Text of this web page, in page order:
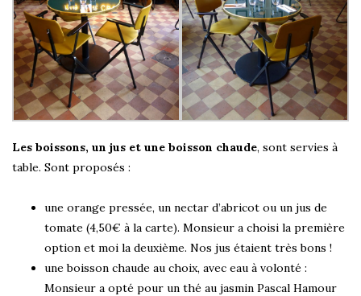
Les boissons, un jus et une boisson chaude, sont servies à
table. Sont proposés :
une orange pressée, un nectar d’abricot ou un jus de
tomate (4,50€ à la carte). Monsieur a choisi la première
option et moi la deuxième. Nos jus étaient très bons !
une boisson chaude au choix, avec eau à volonté :
Monsieur a opté pour un thé au jasmin Pascal Hamour